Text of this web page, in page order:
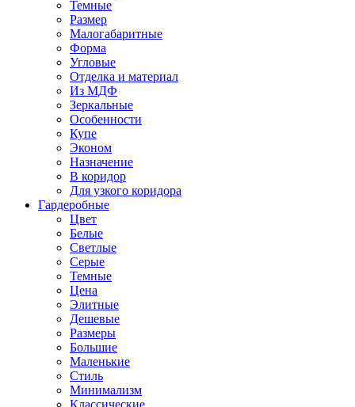
Темные
Размер
Малогабаритные
Форма
Угловые
Отделка и материал
Из МДФ
Зеркальные
Особенности
Купе
Эконом
Назначение
В коридор
Для узкого коридора
Гардеробные
Цвет
Белые
Светлые
Серые
Темные
Цена
Элитные
Дешевые
Размеры
Большие
Маленькие
Стиль
Минимализм
Классические